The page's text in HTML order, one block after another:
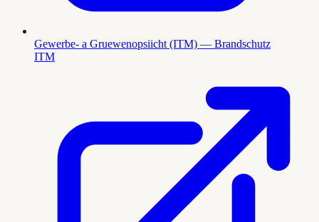
Gewerbe- a Gruewenopsiicht (ITM) — Brandschutz
ITM